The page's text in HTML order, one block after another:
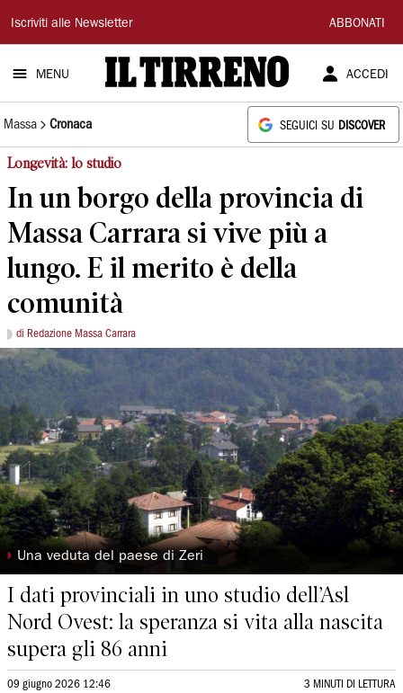
Il
Tirreno
Iscriviti alle Newsletter ABBONATI
MENU ACCEDI
Massa Cronaca SEGUICI SU DISCOVER
Longevità: lo studio
In un borgo della provincia di
Massa Carrara si vive più a
lungo. E il merito è della
comunità
di Redazione Massa Carrara
◗ Una veduta del paese di Zeri
I dati provinciali in uno studio dell’Asl
Nord Ovest: la speranza si vita alla nascita
supera gli 86 anni
09 giugno 2026 12:46 3 MINUTI DI LETTURA